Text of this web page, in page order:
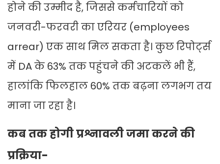
होने की उम्मीद है, जिससे कर्मचारियों को
जनवरी-फरवरी का एरियर (employees
arrear) एक साथ मिल सकता है। कुछ रिपोर्ट्स
में DA के 63% तक पहुंचने की अटकलें भी हैं,
हालांकि फिलहाल 60% तक बढ़ना लगभग तय
माना जा रहा है।
कब तक होगी प्रश्नावली जमा करने की
प्रक्रिया-